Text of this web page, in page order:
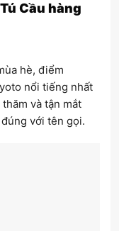
Cầu hàng
hè, điểm
nổi tiếng nhất
và tận mắt
với tên gọi.